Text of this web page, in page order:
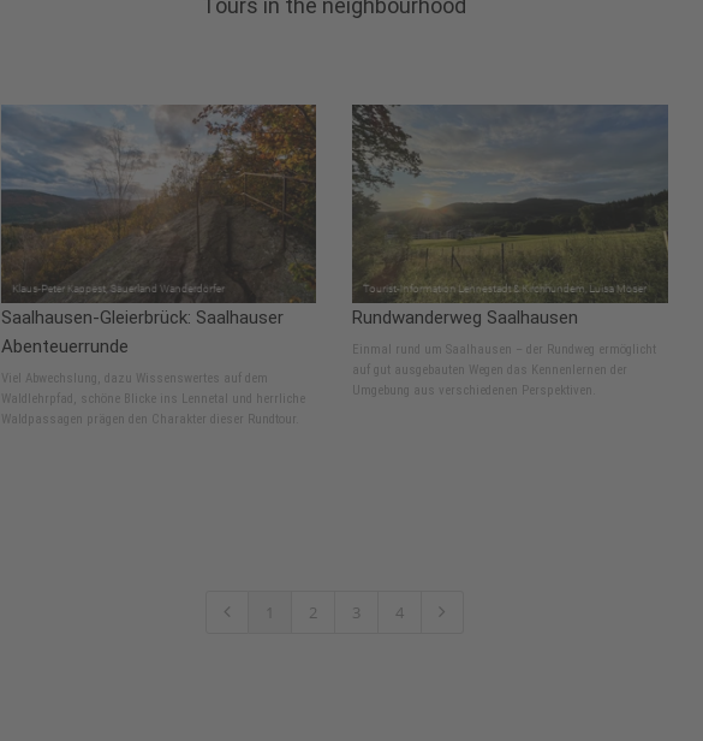
Tours in the neighbourhood
Saalhausen-Gleierbrück: Saalhauser
Abenteuerrunde
Viel Abwechslung, dazu Wissenswertes auf dem
Waldlehrpfad, schöne Blicke ins Lennetal und herrliche
Waldpassagen prägen den Charakter dieser Rundtour.
Rundwanderweg Saalhausen
Einmal rund um Saalhausen – der Rundweg ermöglicht
auf gut ausgebauten Wegen das Kennenlernen der
Umgebung aus verschiedenen Perspektiven.
1 2 3 4